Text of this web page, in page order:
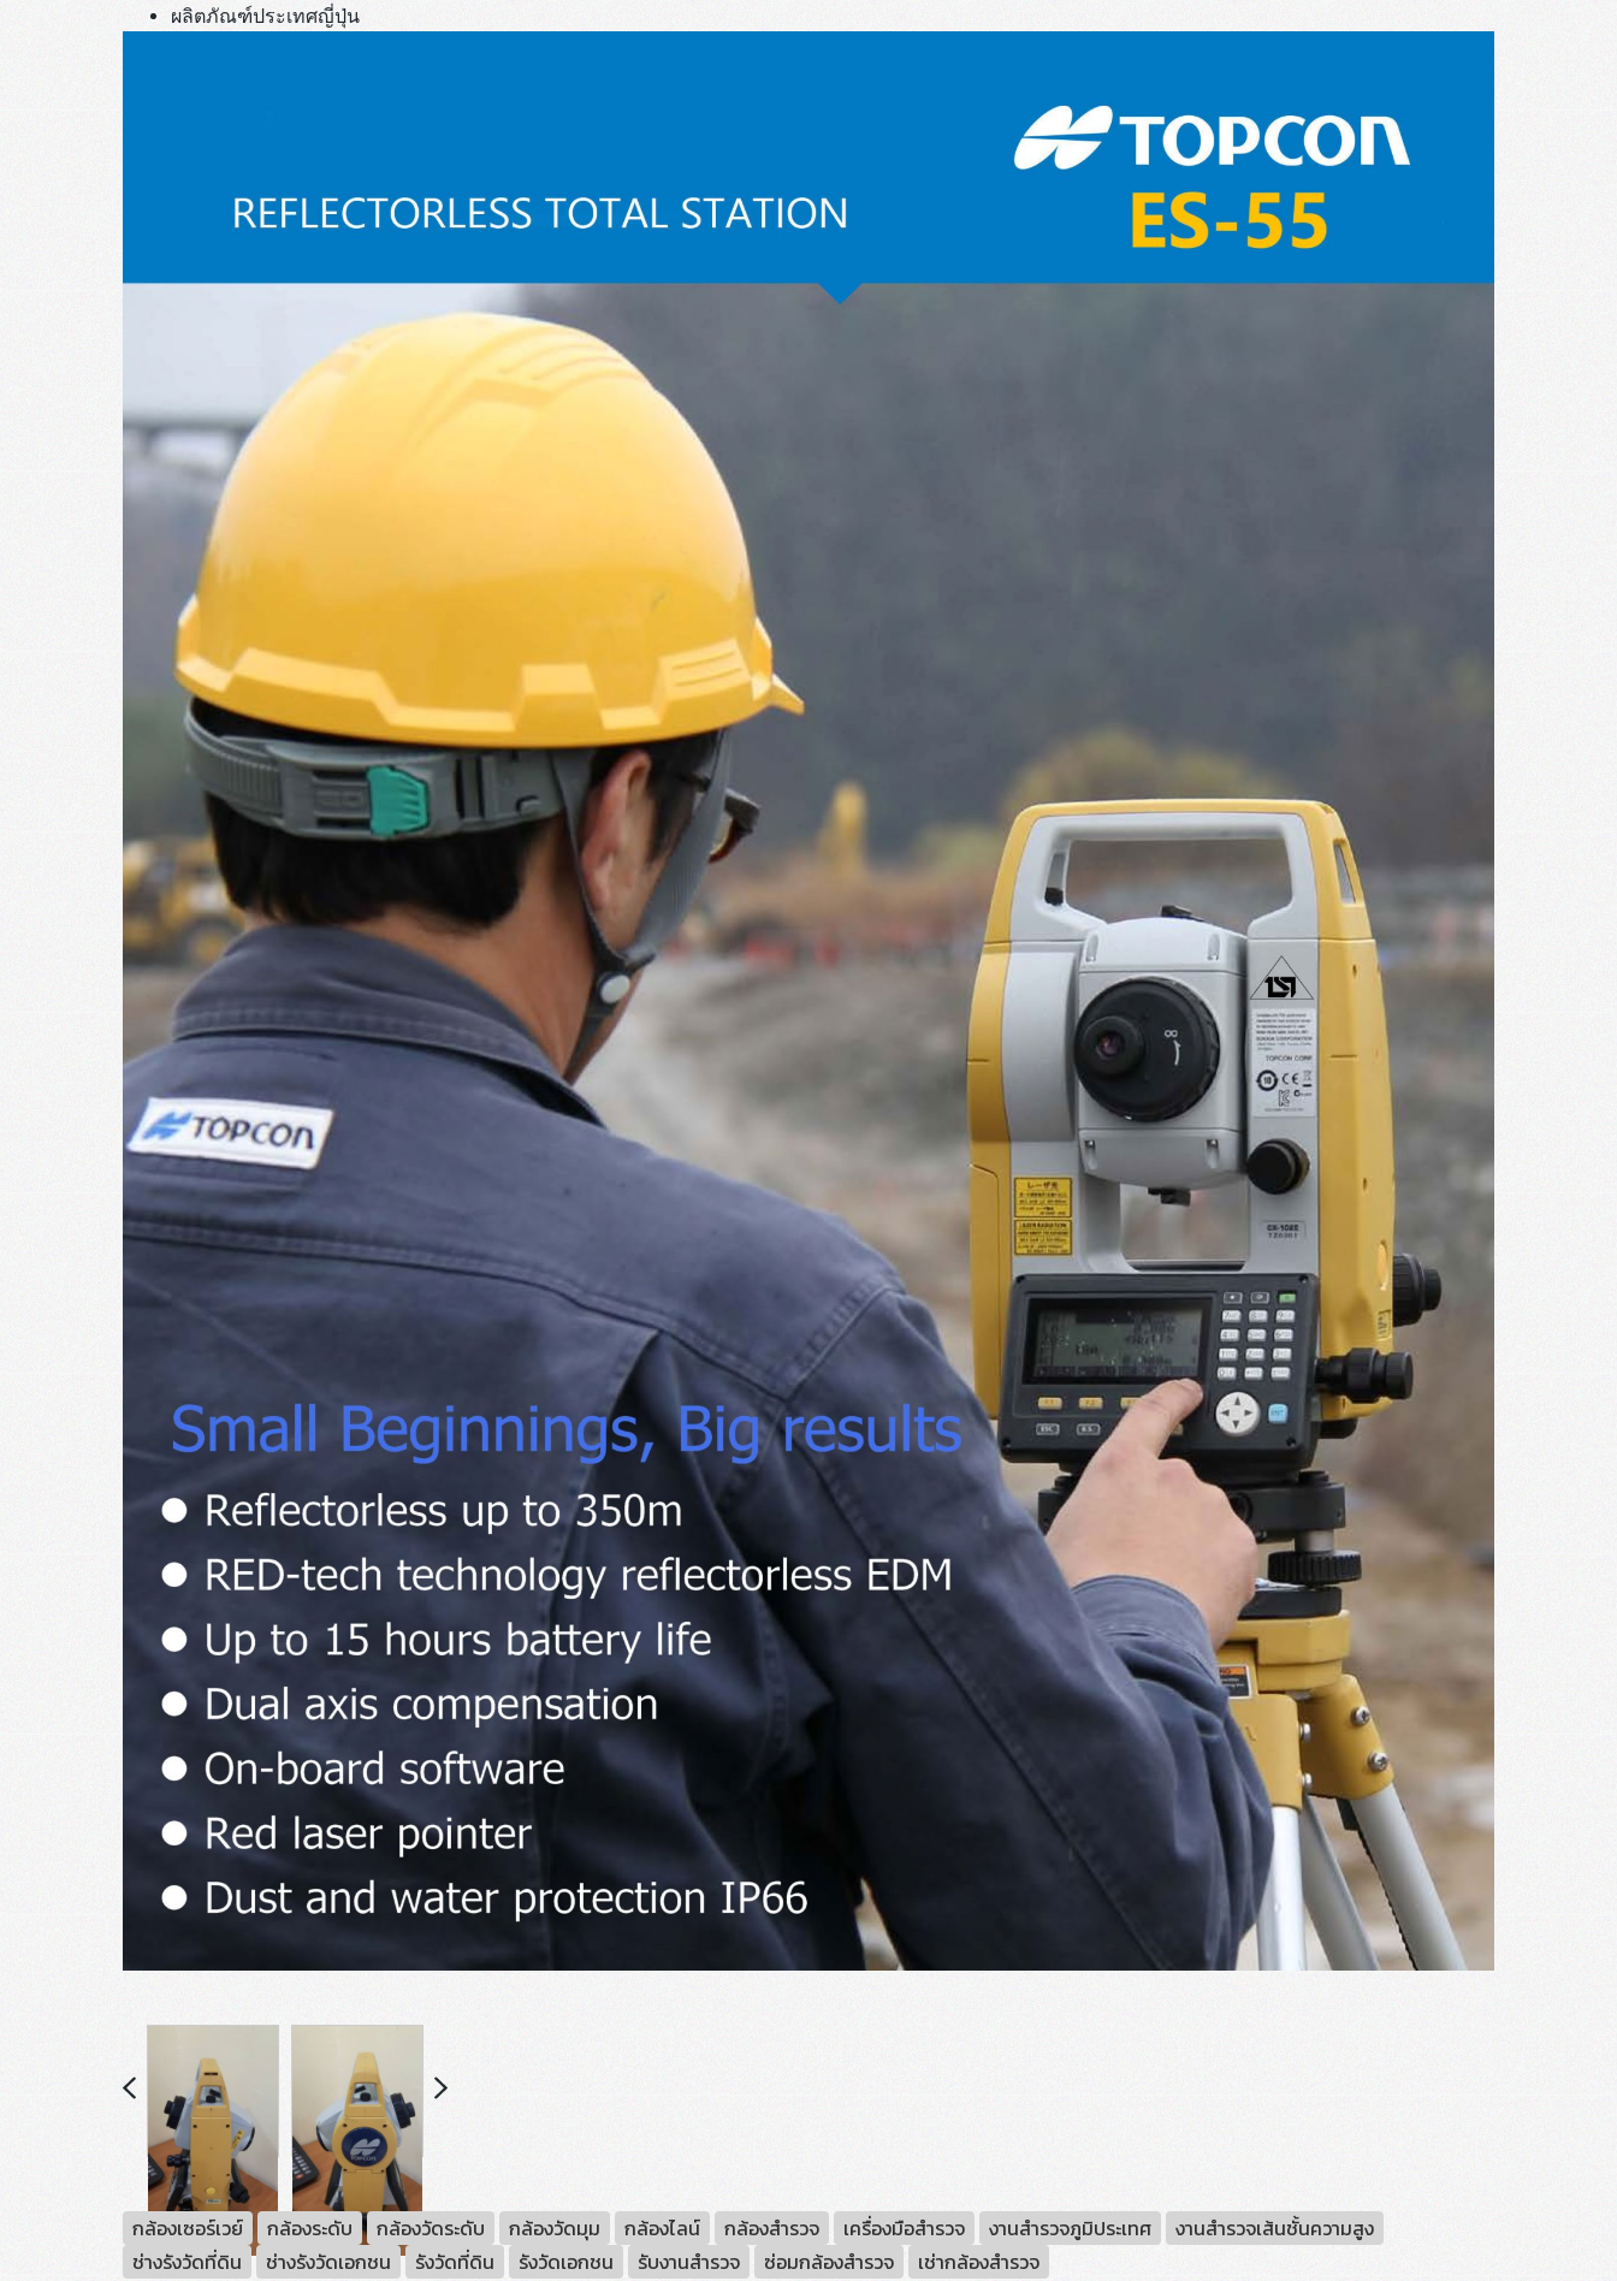
ผลิตภัณฑ์ประเทศญี่ปุ่น
กล้องเซอร์เวย์ กล้องระดับ กล้องวัดระดับ กล้องวัดมุม กล้องไลน์ กล้องสำรวจ เครื่องมือสำรวจ งานสำรวจภูมิประเทศ
งานสำรวจเส้นชั้นความสูง
ช่างรังวัดที่ดิน
ช่างรังวัดเอกชน รังวัดที่ดิน รังวัดเอกชน รับงานสำรวจ ซ่อมกล้องสำรวจ เช่ากล้องสำรวจ